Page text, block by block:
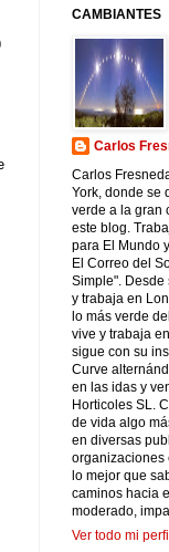
CAMBIANTES
Carlos
Carlos
York, donde se
verde a la gran
este blog.
para El Mundo
El Correo del
Simple". Desde
y trabaja en
lo más verde
vive y trabaja
sigue con su
Curve
en las idas y
Horticoles SL.
de vida algo
en diversas
organizaciones
lo mejor que
caminos hacia
moderado,
Ver todo mi perfil